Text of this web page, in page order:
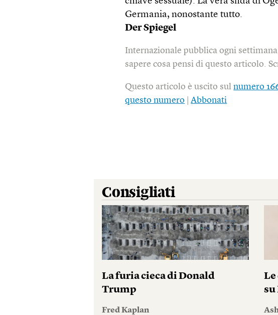
Germania, nonostante tutto.
Der Spiegel
Internazionale pubblica ogni
sapere cosa pensi di questo articolo.
Questo articolo è uscito sulnumero
questo numero
Abbonati
Consigliati
La furia cieca di Donald
Trump
Fred Kaplan
Le
su